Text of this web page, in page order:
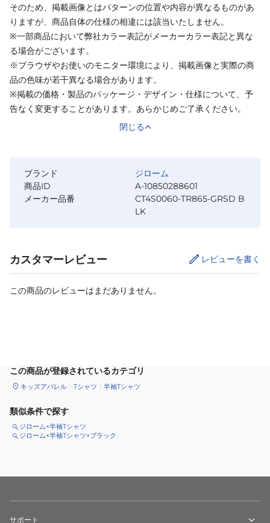
そのため、掲載画像とはパターンの位置や内容が異なるものがあ
りますが、商品自体の仕様の相違には該当いたしません。
※一部商品において弊社カラー表記がメーカーカラー表記と異な
る場合がございます。
※ブラウザやお使いのモニター環境により、掲載画像と実際の商
品の色味が若干異なる場合があります。
※掲載の価格・製品のパッケージ・デザイン・仕様について、予
告なく変更することがあります。あらかじめご了承ください。
閉じる
ブランド
ジローム
商品ID
A-10850288601
メーカー品番
CT4S0060-TR865-GRSD B
LK
カスタマーレビュー レビューを書く
この商品のレビューはまだありません。
この商品が登録されているカテゴリ
キッズアパレル Tシャツ 半袖Tシャツ
類似条件で探す
ジローム×半袖Tシャツ
ジローム×半袖Tシャツ×ブラック
サポート